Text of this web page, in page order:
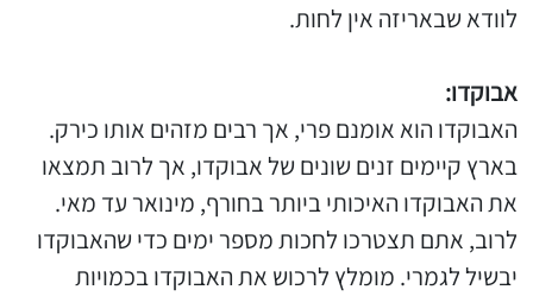
לוודא שבאריזה אין לחות.
אבוקדו:
האבוקדו הוא אומנם פרי, אך רבים מזהים אותו כירק.
בארץ קיימים זנים שונים של אבוקדו, אך לרוב תמצאו
את האבוקדו האיכותי ביותר בחורף, מינואר עד מאי.
לרוב, אתם תצטרכו לחכות מספר ימים כדי שהאבוקדו
יבשיל לגמרי. מומלץ לרכוש את האבוקדו בכמויות